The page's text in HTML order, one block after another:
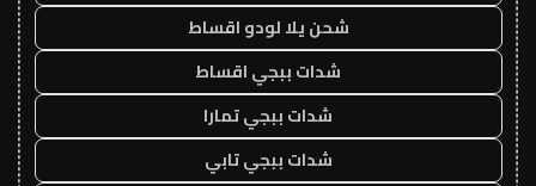
شحن يلا لودو اقساط
شدات ببجي اقساط
شدات ببجي تمارا
شدات ببجي تابي